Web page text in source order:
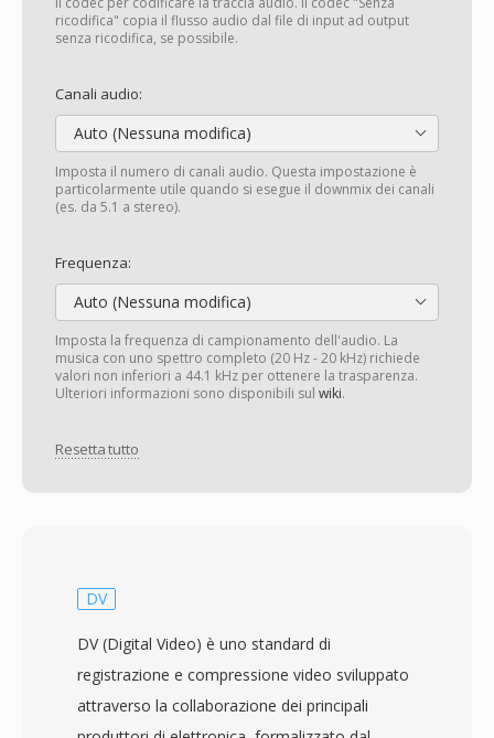
ricodifica" copia il flusso audio dal file di input ad output
senza ricodifica, se possibile.
Canali audio:
Auto (Nessuna modifica)
Imposta il numero di canali audio. Questa impostazione è
particolarmente utile quando si esegue il downmix dei canali
(es. da 5.1 a stereo).
Frequenza:
Auto (Nessuna modifica)
Imposta la frequenza di campionamento dell'audio. La
musica con uno spettro completo (20 Hz - 20 kHz) richiede
valori non inferiori a 44.1 kHz per ottenere la trasparenza.
Ulteriori informazioni sono disponibili sul wiki.
Resetta tutto
DV
DV (Digital Video) è uno standard di
registrazione e compressione video sviluppato
attraverso la collaborazione dei principali